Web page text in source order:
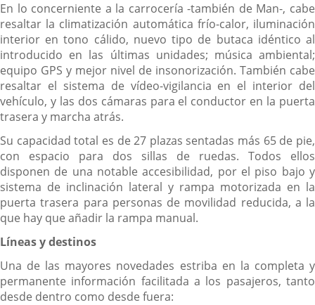
En lo concerniente a la carrocería -también de Man-, cabe
resaltar la climatización automática frío-calor, iluminación
interior en tono cálido, nuevo tipo de butaca idéntico al
introducido en las últimas unidades; música ambiental;
equipo GPS y mejor nivel de insonorización. También cabe
resaltar el sistema de vídeo-vigilancia en el interior del
vehículo, y las dos cámaras para el conductor en la puerta
trasera y marcha atrás.
Su capacidad total es de 27 plazas sentadas más 65 de pie,
con espacio para dos sillas de ruedas. Todos ellos
disponen de una notable accesibilidad, por el piso bajo y
sistema de inclinación lateral y rampa motorizada en la
puerta trasera para personas de movilidad reducida, a la
que hay que añadir la rampa manual.
Líneas y destinos
Una de las mayores novedades estriba en la completa y
permanente información facilitada a los pasajeros, tanto
desde dentro como desde fuera: